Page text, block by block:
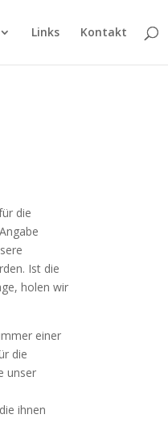
Links Kontakt
die
Ist die
holen wir
einer
die
unser
ihnen